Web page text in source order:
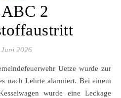
2
2026
nach Lehrte alarmiert. Bei einem
wurde eine Leckage